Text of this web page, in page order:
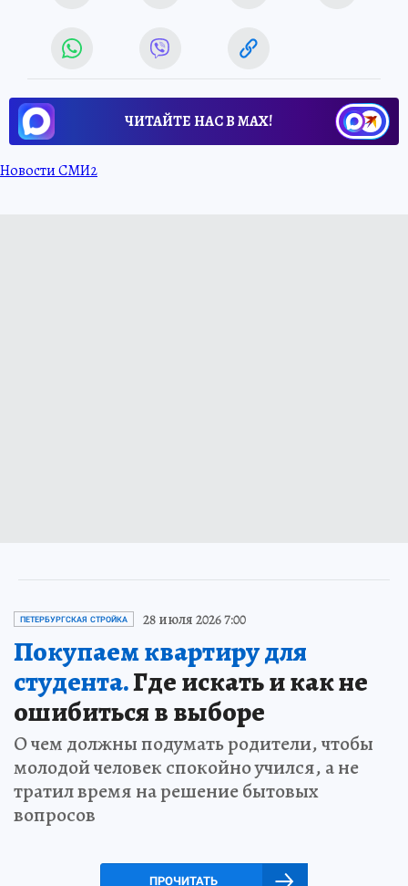
ЧИТАЙТЕ НАС В МАХ!
Новости СМИ2
ПЕТЕРБУРГСКАЯ СТРОЙКА 28 июля 2026 7:00
Покупаем квартиру для
студента.Где искать и как не
ошибиться в выборе
О чем должны подумать родители, чтобы
молодой человек спокойно учился, а не
тратил время на решение бытовых
вопросов
ПРОЧИТАТЬ